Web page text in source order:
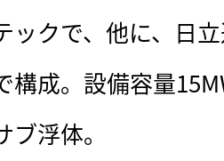
ックで、他に、日
構成。設備容量
浮体。